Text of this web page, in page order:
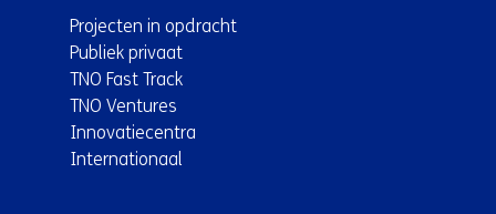
Projecten in opdracht
Publiek privaat
TNO Fast Track
TNO Ventures
Innovatiecentra
Internationaal